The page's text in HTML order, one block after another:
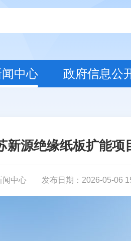
中心 政府信息公
新源绝缘纸板扩能项
闻中心 发布日期：2026-05-06